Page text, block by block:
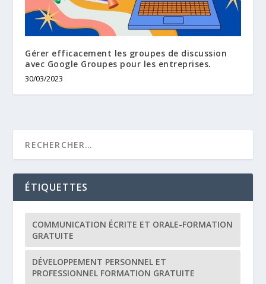
Gérer efficacement les groupes de discussion
avec Google Groupes pour les entreprises.
30/03/2023
ÉTIQUETTES
COMMUNICATION ÉCRITE ET ORALE-FORMATION
GRATUITE
DÉVELOPPEMENT PERSONNEL ET
PROFESSIONNEL FORMATION GRATUITE